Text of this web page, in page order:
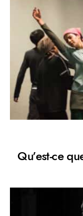
Qu’est-ce